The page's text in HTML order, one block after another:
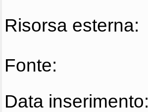
Risorsa esterna:
Fonte:
Data inserimento: